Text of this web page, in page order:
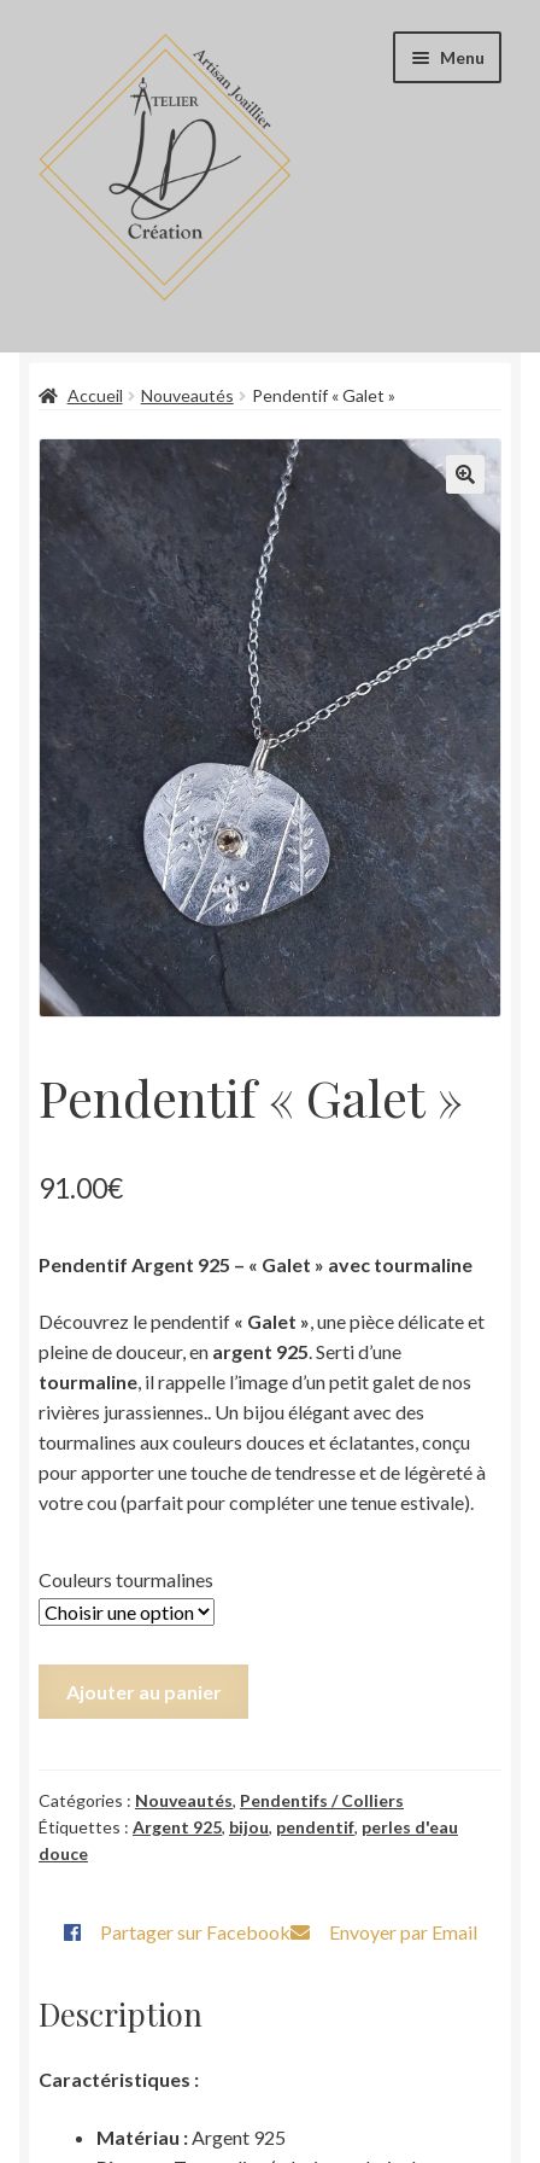
navigation
contenu
Menu
Boutique
Blog
Book
À propos
Tarifs
Contact
Accueil Nouveautés Pendentif « Galet »
Pendentif « Galet »
91.00€
Pendentif Argent 925 – « Galet » avec tourmaline
Découvrez le pendentif « Galet », une pièce délicate et
pleine de douceur, en argent 925. Serti d’une
tourmaline, il rappelle l’image d’un petit galet de nos
rivières jurassiennes.. Un bijou élégant avec des
tourmalines aux couleurs douces et éclatantes, conçu
pour apporter une touche de tendresse et de légèreté à
votre cou (parfait pour compléter une tenue estivale).
Couleurs tourmalines
Ajouter au panier
Catégories : Nouveautés, Pendentifs / Colliers
Étiquettes : Argent 925, bijou, pendentif, perles d'eau
douce
Partager sur Facebook Envoyer par Email
Description
Caractéristiques :
Matériau : Argent 925